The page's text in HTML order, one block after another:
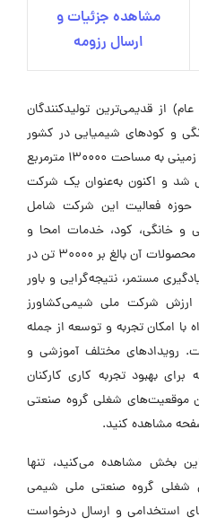
مشاهده جزئیات و
ارسال رزومه
از قدیمی‌ترین تولیدکنندگان
و کودهای شیمیایی در کشور
است. این شرکت در سال ۱۳۶۵ در زمینی به مساحت ۱۳۰۰۰۰ مترمربع
شد و اکنون به‌عنوان یک شرکت
حوزه فعالیت این شرکت شامل
و خانگی، کود، خدمات امحا و
پسماند است و ظرفیت سالانه تولید محصولات آن بالغ بر ۳۰۰۰۰ تن در
یادگیری مستمر، نتیجه‌گرایی و باور
ارزش شرکت ملی شیمی‌کشاورز
امکان تجربه و توسعه از جمله
رویدادهای مختلف آموزشی و
بهبود تجربه کاری کارکنان
موقعیت‌های شغلی گروه صنعتی
مشاهده کنید.
بخش مشاهده می‌کنید، تنها
شغلی گروه صنعتی ملی شیمی
استخدامی و ارسال درخواست